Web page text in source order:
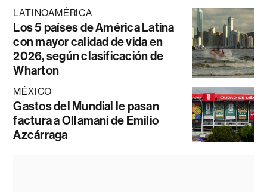
LATINOAMÉRICA
Los 5 países de América Latina
con mayor calidad de vida en
2026, según clasificación de
Wharton
MÉXICO
Gastos del Mundial le pasan
factura a Ollamani de Emilio
Azcárraga